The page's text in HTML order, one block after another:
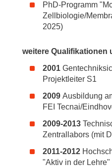
PhD-Programm
Zellbiologie/
2025)
weitere Qualifikationen
2001
Projektleiter S1
2009 Ausbildung
FEI Tecnai/
2009-2013
Zentrallabors (mit
2011-2012
"Aktiv in der